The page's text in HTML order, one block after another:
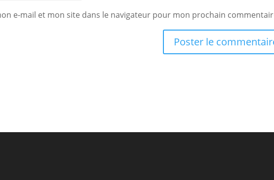
e-mail et mon site dans le navigateur pour mon prochain